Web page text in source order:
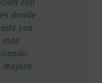
donde
con
mejora